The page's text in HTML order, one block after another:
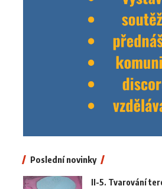
Poslední novinky
II-5. Tvarování